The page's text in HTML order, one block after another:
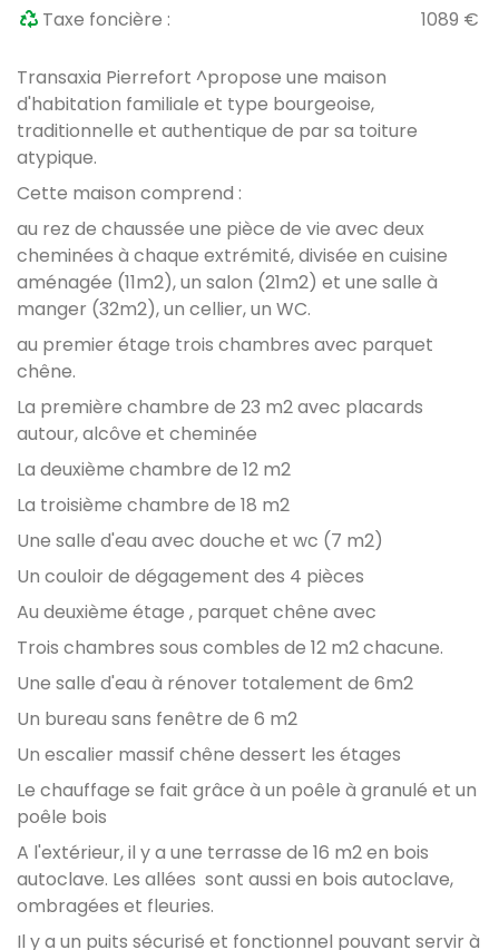
Taxe foncière :
1089 €
Transaxia Pierrefort ^propose une maison
d'habitation familiale et type bourgeoise,
traditionnelle et authentique de par sa toiture
atypique.
Cette maison comprend :
au rez de chaussée une pièce de vie avec deux
cheminées à chaque extrémité, divisée en cuisine
aménagée (11m2), un salon (21m2) et une salle à
manger (32m2), un cellier, un WC.
au premier étage trois chambres avec parquet
chêne.
La première chambre de 23 m2 avec placards
autour, alcôve et cheminée
La deuxième chambre de 12 m2
La troisième chambre de 18 m2
Une salle d'eau avec douche et wc (7 m2)
Un couloir de dégagement des 4 pièces
Au deuxième étage , parquet chêne avec
Trois chambres sous combles de 12 m2 chacune.
Une salle d'eau à rénover totalement de 6m2
Un bureau sans fenêtre de 6 m2
Un escalier massif chêne dessert les étages
Le chauffage se fait grâce à un poêle à granulé et un
poêle bois
A l'extérieur, il y a une terrasse de 16 m2 en bois
autoclave. Les allées sont aussi en bois autoclave,
ombragées et fleuries.
Il y a un puits sécurisé et fonctionnel pouvant servir à